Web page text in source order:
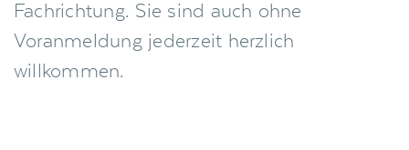
Fachrichtung. Sie sind auch ohne
Voranmeldung jederzeit herzlich
willkommen.